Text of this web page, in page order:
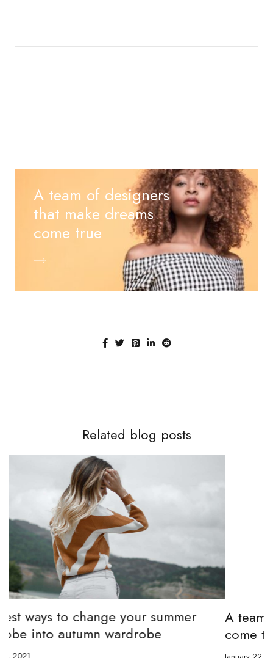
A team of designers
that make dreams
come true
Related blog posts
A team of designers that make dreams
come true